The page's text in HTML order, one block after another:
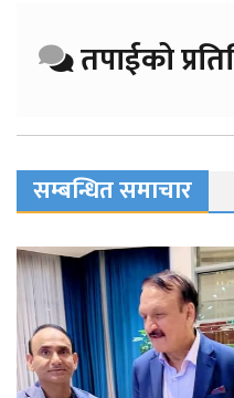
तपाईको
सम्बन्धित समाचार